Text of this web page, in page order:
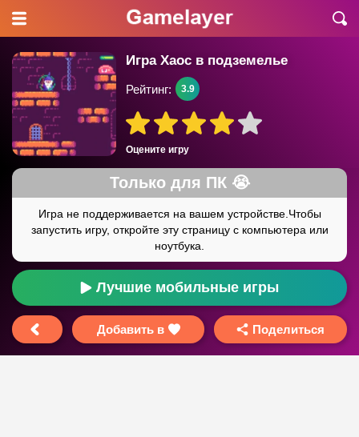
Игра Хаос в подземелье
Оцените игру
Рейтинг: 3.9
Лучшие мобильные игры
Добавить в Поделиться